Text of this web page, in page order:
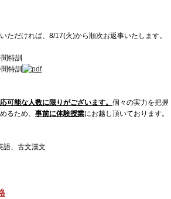
ただければ、8/17(火)から順次お返事いたします。
特訓
特訓
可能な人数に限りがございます。 個々の実力を把握
るため、 事前に体験授業にお越し頂いております。
語、古文漢文